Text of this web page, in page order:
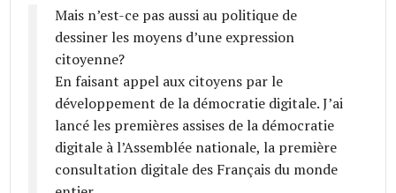
Mais n’est-ce pas aussi au politique de
dessiner les moyens d’une expression
citoyenne?
En faisant appel aux citoyens par le
développement de la démocratie digitale. J’ai
lancé les premières assises de la démocratie
digitale à l’Assemblée nationale, la première
consultation digitale des Français du monde